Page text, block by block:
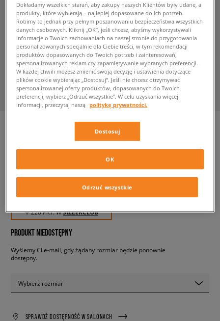
ADIDAS GAZELLE J
✛ 220 PKT. WSIZEERCLUB
PRODUKT NIEDOSTĘPNY
Wyślemy Ci e-mail, gdy żądany rozmiar będzie ponownie
dostępny.
Wybierz rozmiar
SPRAWDŹ DOSTĘPNOŚĆ W SALONACH
Dokładamy wszelkich starań, aby zakupy naszych Klientów były udane, a
produkty, które wybierają – najlepiej dopasowane do ich potrzeb.
Robimy to jednak przy pełnym poszanowaniu bezpieczeństwa wszystkich
danych osobowych. Kliknij „OK”, jeśli chcesz, abyśmy wykorzystywali
informacje o Twoich zachowaniach na naszej stronie do przygotowania
personalizowanych specjalnie dla Ciebie treści, w tym rekomendacji
produktów dopasowanych do Twoich potrzeb i zainteresowań,
spersonalizowanych reklam czy zapamiętywanie wybranych preferencji.
W każdej chwili możesz zmienić swoją decyzję i ustawienia dotyczące
plików cookie wybierając „Dostosuj”. Jeśli nie chcesz otrzymywać
spersonalizowanej oferty produktów, dopasowanych do Twoich
preferencji, wybierz „Odrzuć wszystkie”. W celu uzyskania więcej
informacji, przeczytaj naszą politykę prywatności.
Dostosuj
Odrzuć wszystkie
OK